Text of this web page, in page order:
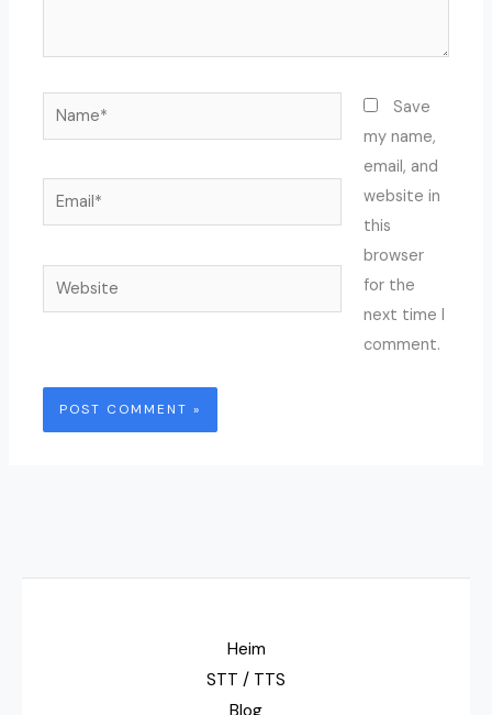
Name*
Email*
Website
Save
my name,
email, and
website in
this
browser
for the
next time I
comment.
Heim
STT / TTS
Blog